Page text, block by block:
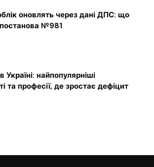
оновлять через дані ДПС: що
№981
найпопулярніші
та професії, де зростає дефіцит